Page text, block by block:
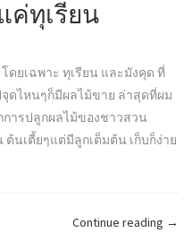
ค่ทุเรียน
ยเฉพาะ ทุเรียน และมังคุด ที่
ดไหนๆก็มีผลไม้ขาย ล่าสุดที่ผม
การปลูกผลไม้ของชาวสวน
นเตี้ยๆแต่มีลูกเต็มต้น เก็บก็ง่าย
Continue reading “จัน
→